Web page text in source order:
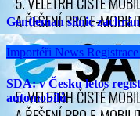
Gentleman silnic
Importéři News Registrace
SDA: v Česku letos
automobilů